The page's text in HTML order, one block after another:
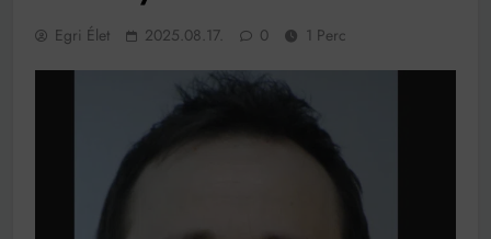
működik, ha jól van felújítva
Ingatlanpiaci szakértők szerint akár 5 százalékkal is
egyetemi városokban
Munkácsy nem Krisztust szépítette meg: minket
Ahol köszönnek, ott még van város
Amikor a Tetris boldogabbá tesz, mint a szerelem
Létezik tökéletes élet: Truman is elhitte
Egri Élet 2025.08.17. 0 1 Perc